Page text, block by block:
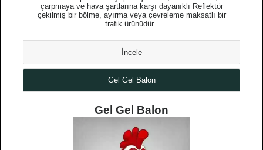
çarpmaya ve hava şartlarına karşı dayanıklı Reflektör
çekilmiş bir bölme, ayırma veya çevreleme maksatlı bir
trafik ürünüdür .
İncele
Gel Gel Balon
Gel Gel Balon